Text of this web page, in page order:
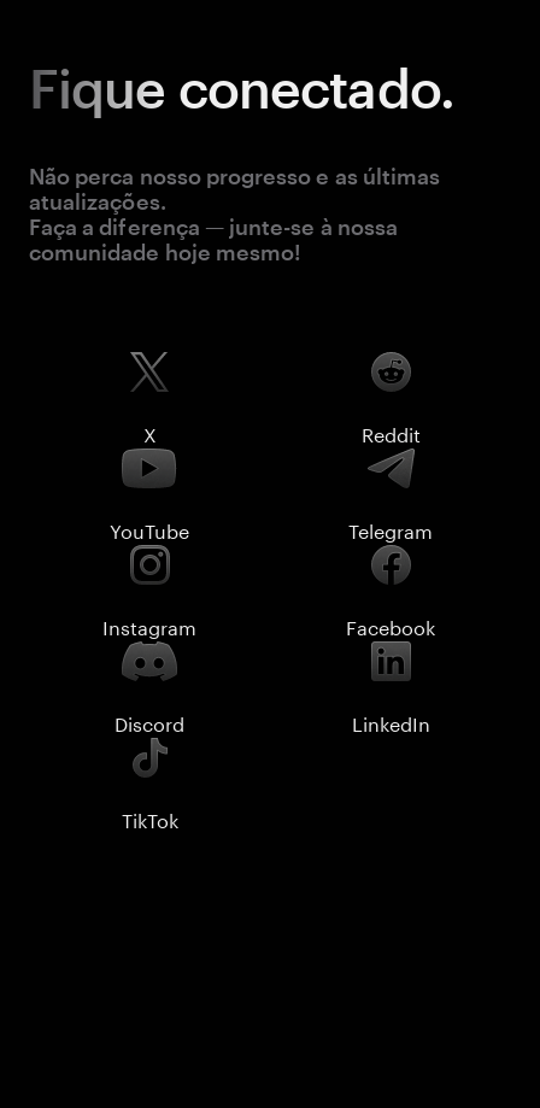
Fique conectado.
Não perca nosso progresso e as últimas
atualizações.
Faça a diferença — junte-se à nossa
comunidade hoje mesmo!
X Reddit
YouTube Telegram
Instagram Facebook
Discord LinkedIn
TikTok